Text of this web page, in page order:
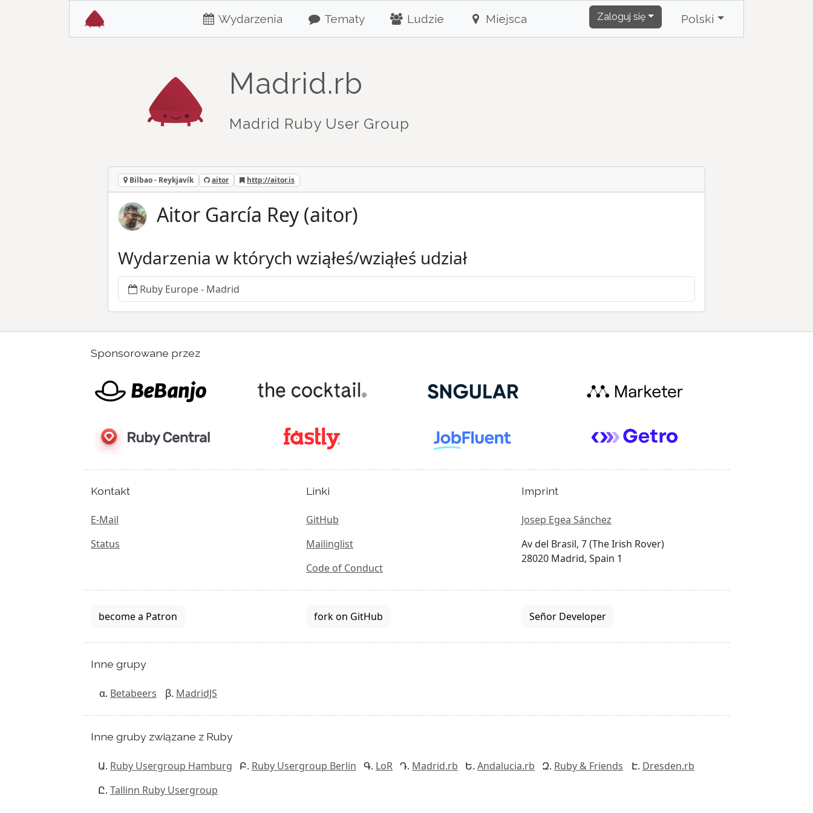
Wydarzenia Tematy Ludzie Miejsca Zaloguj się Polski
Madrid.rb
Madrid Ruby User Group
Bilbao - Reykjavík aitor http://aitor.is
Aitor García Rey (aitor)
Wydarzenia w których wziąłeś/wziąłeś udział
Ruby Europe - Madrid
Sponsorowane przez
Kontakt
E-Mail
Status
Linki
GitHub
Mailinglist
Code of Conduct
Imprint
Josep Egea Sánchez
Av del Brasil, 7 (The Irish Rover)
28020 Madrid, Spain 1
become a Patron fork on GitHub Señor Developer
Inne grupy
Betabeers MadridJS
Inne gruby związane z Ruby
Ruby Usergroup Hamburg Ruby Usergroup Berlin LoR Madrid.rb Andalucia.rb Ruby & Friends
Dresden.rb
Tallinn Ruby Usergroup